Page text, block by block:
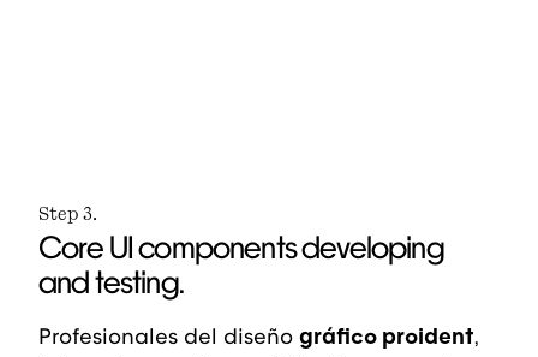
Step 3.
Core UI components developing
and testing.
Profesionales del diseño gráfico proident,